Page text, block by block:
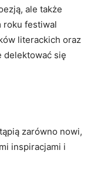
ale także
roku festiwal
literackich oraz
delektować się‍
zarówno nowi,
inspiracjami‍ i